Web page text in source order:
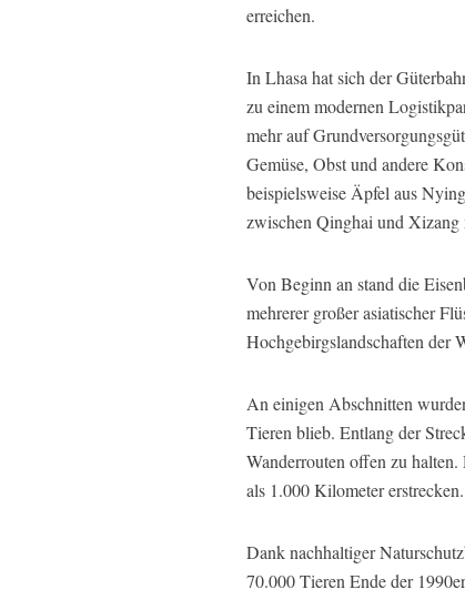
erreichen.
In Lhasa hat sich der
zu einem modernen
mehr auf
Gemüse, Obst und andere
beispielsweise Äpfel aus
zwischen Qinghai und
Von Beginn an stand die
mehrerer großer asiatischer
Hochgebirgslandschaften der
An einigen Abschnitten
Tieren blieb. Entlang der
Wanderrouten offen zu
als 1.000 Kilometer erstrecken.
Dank nachhaltiger
70.000 Tieren Ende der